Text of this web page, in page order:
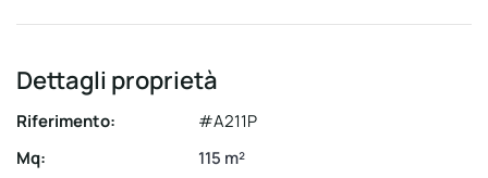
Dettagli proprietà
Riferimento:
#A211P
Mq:
115 m²